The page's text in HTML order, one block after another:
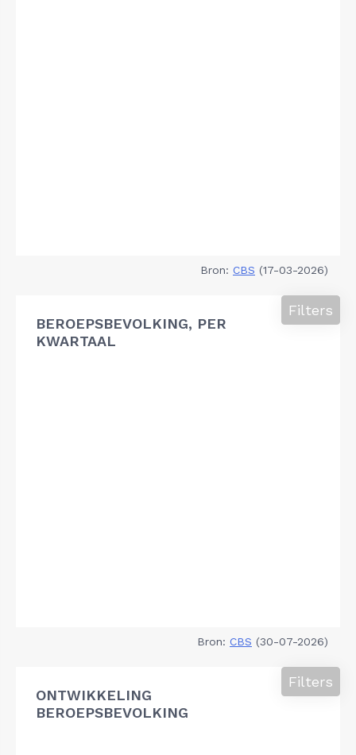
Bron: CBS (17-03-2026)
BEROEPSBEVOLKING, PER
KWARTAAL
Filters
Bron: CBS (30-07-2026)
ONTWIKKELING
BEROEPSBEVOLKING
Filters